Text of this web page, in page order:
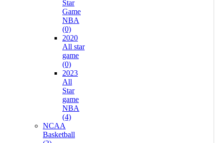
Star
Game
NBA
(0)
2020
All star
game
(0)
2023
All
Star
game
NBA
(4)
NCAA
Basketball